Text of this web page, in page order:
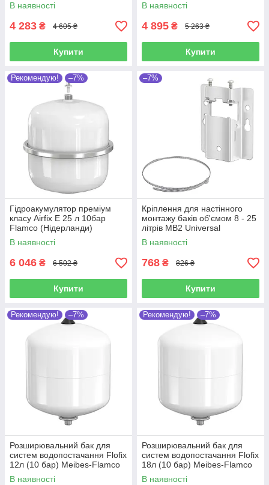
В наявності
4 283 ₴ 4 605 ₴
Купити
В наявності
4 895 ₴ 5 263 ₴
Купити
Рекомендую! –7%
Гідроакумулятор преміум
класу Airfix E 25 л 10бар
Flamco (Нідерланди)
В наявності
6 046 ₴ 6 502 ₴
Купити
–7%
Кріплення для настінного
монтажу баків об'ємом 8 - 25
літрів MB2 Universal
В наявності
768 ₴ 826 ₴
Купити
Рекомендую! –7%
Розширювальний бак для
систем водопостачання Flofix
12л (10 бар) Meibes-Flamco
(Нідерланди)
В наявності
Рекомендую! –7%
Розширювальний бак для
систем водопостачання Flofix
18л (10 бар) Meibes-Flamco
(Нідерланди)
В наявності